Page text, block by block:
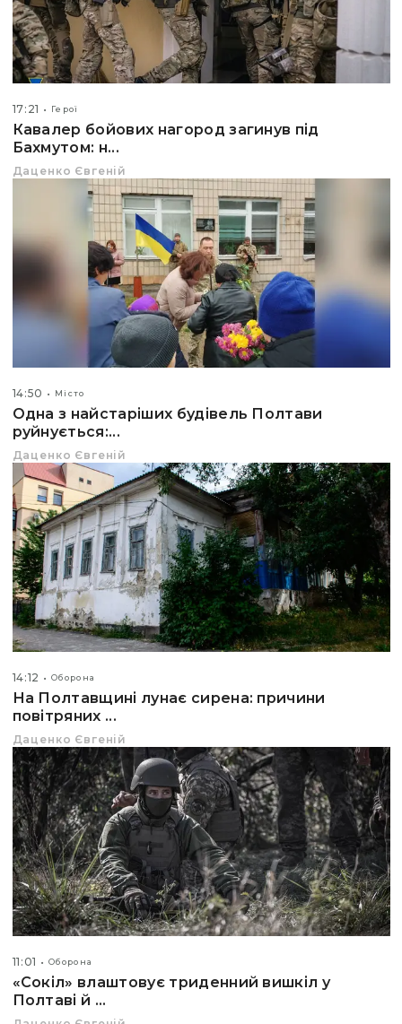
17:21 Герої
Кавалер бойових нагород загинув під
Бахмутом: н...
Даценко Євгеній
14:50 Місто
Одна з найстаріших будівель Полтави
руйнується:...
Даценко Євгеній
14:12 Оборона
На Полтавщині лунає сирена: причини
повітряних ...
Даценко Євгеній
11:01 Оборона
«Сокіл» влаштовує триденний вишкіл у
Полтаві й ...